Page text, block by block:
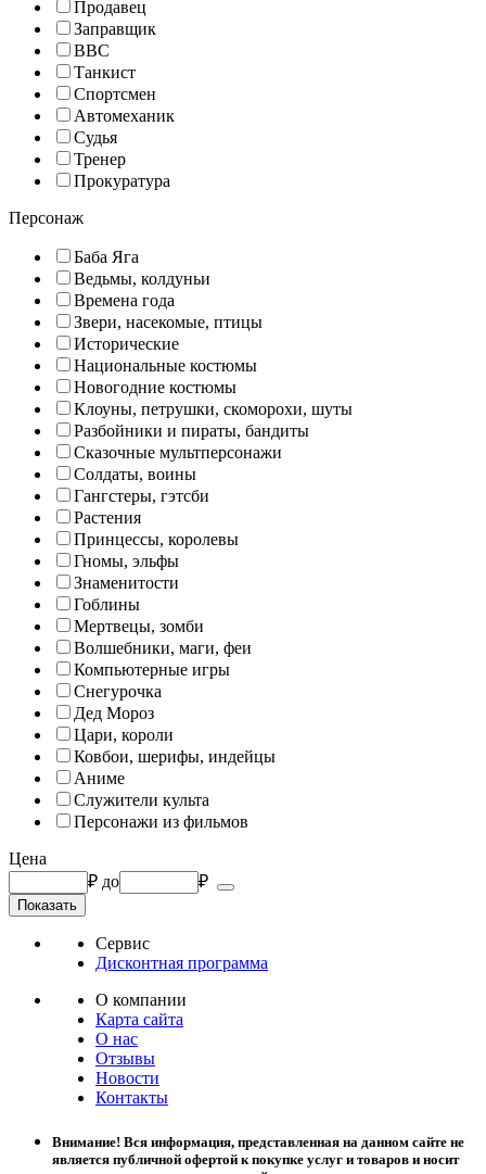
Продавец
Заправщик
ВВС
Танкист
Спортсмен
Автомеханик
Судья
Тренер
Прокуратура
Персонаж
Баба Яга
Ведьмы, колдуньи
Времена года
Звери, насекомые, птицы
Исторические
Национальные костюмы
Новогодние костюмы
Клоуны, петрушки, скоморохи, шуты
Разбойники и пираты, бандиты
Сказочные мультперсонажи
Солдаты, воины
Гангстеры, гэтсби
Растения
Принцессы, королевы
Гномы, эльфы
Знаменитости
Гоблины
Мертвецы, зомби
Волшебники, маги, феи
Компьютерные игры
Снегурочка
Дед Мороз
Цари, короли
Ковбои, шерифы, индейцы
Аниме
Служители культа
Персонажи из фильмов
Цена
₽ до ₽
Сервис
Дисконтная программа
О компании
Карта сайта
О нас
Отзывы
Новости
Контакты
Внимание! Вся информация, представленная на данном сайте не
является публичной офертой к покупке услуг и товаров и носит